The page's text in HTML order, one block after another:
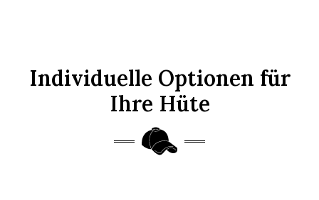
Individuelle Optionen für
Ihre Hüte